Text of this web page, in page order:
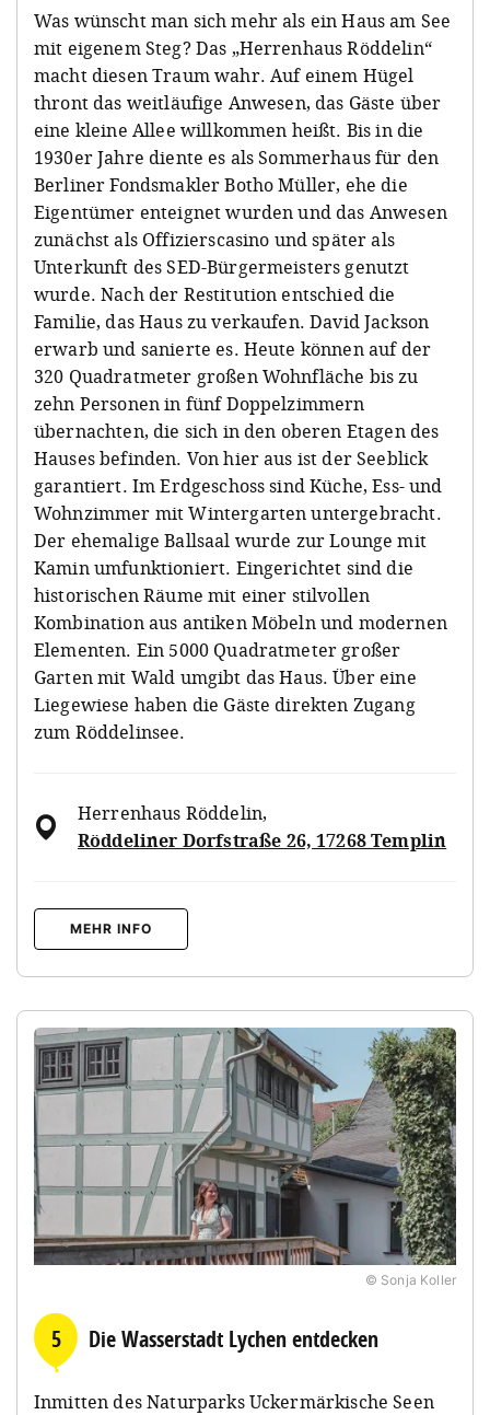
Was wünscht man sich mehr als ein Haus am See
mit eigenem Steg? Das „Herrenhaus Röddelin“
macht diesen Traum wahr. Auf einem Hügel
thront das weitläufige Anwesen, das Gäste über
eine kleine Allee willkommen heißt. Bis in die
1930er Jahre diente es als Sommerhaus für den
Berliner Fondsmakler Botho Müller, ehe die
Eigentümer enteignet wurden und das Anwesen
zunächst als Offizierscasino und später als
Unterkunft des SED-Bürgermeisters genutzt
wurde. Nach der Restitution entschied die
Familie, das Haus zu verkaufen. David Jackson
erwarb und sanierte es. Heute können auf der
320 Quadratmeter großen Wohnfläche bis zu
zehn Personen in fünf Doppelzimmern
übernachten, die sich in den oberen Etagen des
Hauses befinden. Von hier aus ist der Seeblick
garantiert. Im Erdgeschoss sind Küche, Ess- und
Wohnzimmer mit Wintergarten untergebracht.
Der ehemalige Ballsaal wurde zur Lounge mit
Kamin umfunktioniert. Eingerichtet sind die
historischen Räume mit einer stilvollen
Kombination aus antiken Möbeln und modernen
Elementen. Ein 5000 Quadratmeter großer
Garten mit Wald umgibt das Haus. Über eine
Liegewiese haben die Gäste direkten Zugang
zum Röddelinsee.
Herrenhaus Röddelin,
Röddeliner Dorfstraße 26, 17268 Templin
MEHR INFO
© Sonja Koller
5 Die Wasserstadt Lychen entdecken
Inmitten des Naturparks Uckermärkische Seen